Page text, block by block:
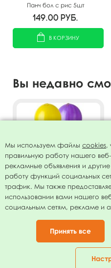
Панч бол с рис 5шт
149.00 руб.
В КОРЗИНУ
Вы недавно
Панч бол 20"/51см б/рис
ассорти 25шт
549.00руб.
Мы используем файлы cookies,
правильную работу нашего
рекламные объявления и
работу функций социальных
трафик. Мы также
использовании вами нашего
социальным сетям, рекламе и
Принять все